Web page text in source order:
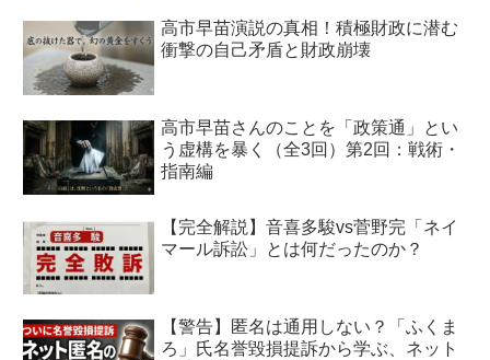
高市早苗演説の真相！積極財政に潜む
衝撃の自己矛盾と財政崩壊
高市早苗さんのことを「政策通」とい
う虚構を暴く（全3回）第2回：戦術・
指南編
【完全解説】音喜多駿vs菅野完「ネイ
マール訴訟」とは何だったのか？
【警告】匿名は通用しない？「ふくま
ろ」氏名誉毀損提訴から学ぶ、ネット